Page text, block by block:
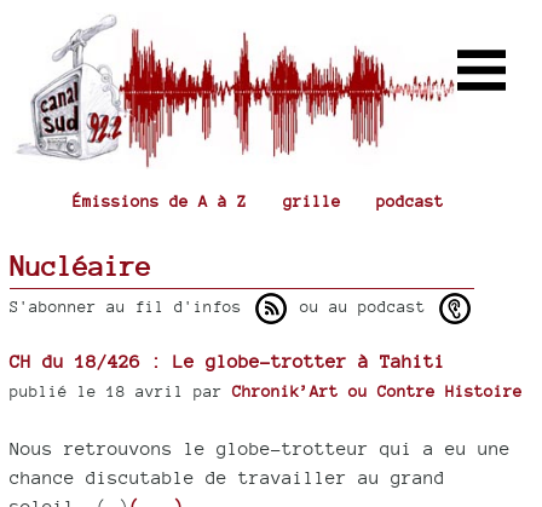
Émissions de A à Z grille podcast
Nucléaire
S'abonner au fil d'infos ou au podcast
CH du 18/426 : Le globe-trotter à Tahiti
publié le 18 avril parChronik’Art ou Contre Histoire
Nous retrouvons le globe-trotteur qui a eu une
chance discutable de travailler au grand